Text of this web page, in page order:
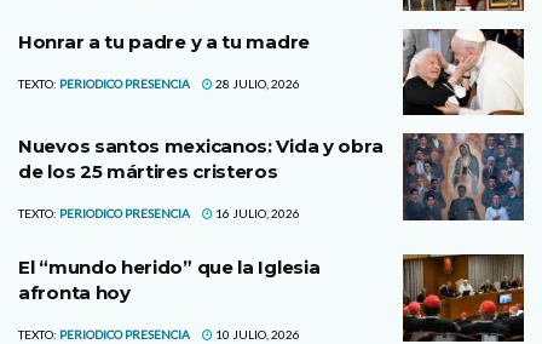
Honrar a tu padre y a tu madre
TEXTO: PERIODICO PRESENCIA 28 JULIO, 2026
Nuevos santos mexicanos: Vida y obra
de los 25 mártires cristeros
TEXTO: PERIODICO PRESENCIA 16 JULIO, 2026
El “mundo herido” que la Iglesia
afronta hoy
TEXTO: PERIODICO PRESENCIA 10 JULIO, 2026